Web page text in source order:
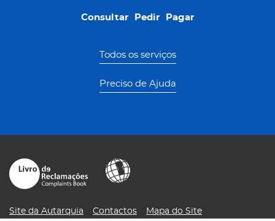
Consultar
Consultar Pedir
Pedir Pagar
Pagar
Todos os serviços
Preciso de Ajuda
Site da Autarquia Contactos Mapa do Site